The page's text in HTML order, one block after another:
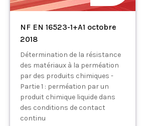
NF EN 16523-1+A1 octobre
2018
Détermination de la résistance
des matériaux à la perméation
par des produits chimiques -
Partie 1 : perméation par un
produit chimique liquide dans
des conditions de contact
continu